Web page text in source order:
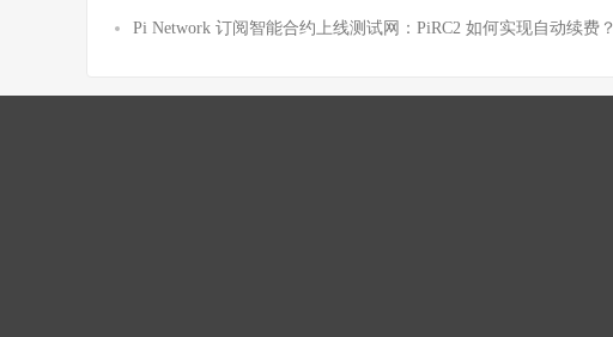
Pi Network 订阅智能合约上线测试网：PiRC2 如何实现自动续费？